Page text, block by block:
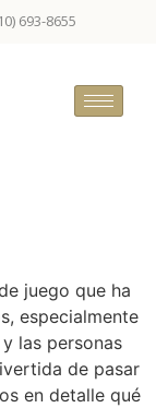
693-8655
juego que ha
especialmente
las personas
de pasar
en detalle qué